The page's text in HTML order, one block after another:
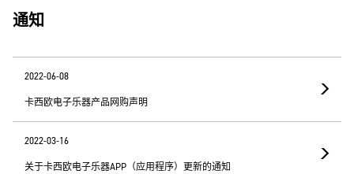
通知
2022-06-08
卡西欧电子乐器产品网购声明
2022-03-16
关于卡西欧电子乐器APP（应用程序）更新的通知